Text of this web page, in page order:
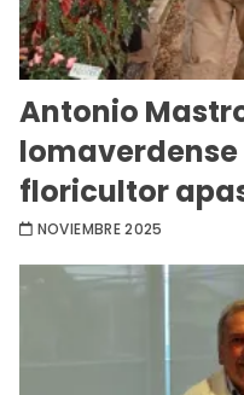
Antonio
floricultor
NOVIEMBRE 2025